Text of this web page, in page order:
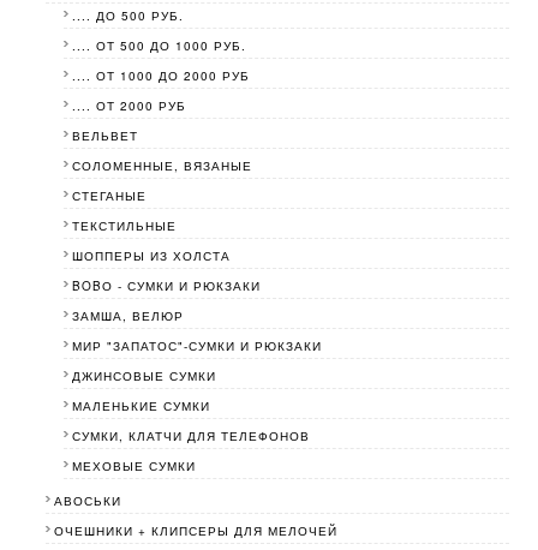
.... ДО 500 РУБ.
.... ОТ 500 ДО 1000 РУБ.
.... ОТ 1000 ДО 2000 РУБ
.... ОТ 2000 РУБ
ВЕЛЬВЕТ
СОЛОМЕННЫЕ, ВЯЗАНЫЕ
СТЕГАНЫЕ
ТЕКСТИЛЬНЫЕ
ШОППЕРЫ ИЗ ХОЛСТА
BOBО - СУМКИ И РЮКЗАКИ
ЗАМША, ВЕЛЮР
МИР "ЗАПАТОС"-СУМКИ И РЮКЗАКИ
ДЖИНСОВЫЕ СУМКИ
МАЛЕНЬКИЕ СУМКИ
СУМКИ, КЛАТЧИ ДЛЯ ТЕЛЕФОНОВ
МЕХОВЫЕ СУМКИ
АВОСЬКИ
ОЧЕШНИКИ + КЛИПСЕРЫ ДЛЯ МЕЛОЧЕЙ